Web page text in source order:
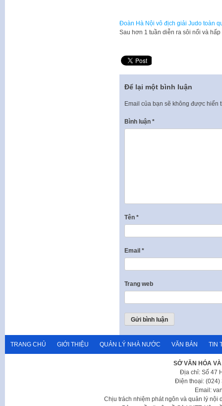
Đoàn Hà Nội vô địch giải Judo toàn
Sau hơn 1 tuần diễn ra sôi nổi và
Để lại một bình luận
Email của bạn sẽ không được hiển
Bình luận *
Tên *
Email *
Trang web
TRANG CHỦ GIỚI THIỆU QUẢN LÝ NHÀ NƯỚC VĂN BẢN TIN
SỞ VĂN HÓA
Địa chỉ: Số 47
Điện thoại: (024)
Email:
Chịu trách nhiệm phát ngôn và quản lý nội